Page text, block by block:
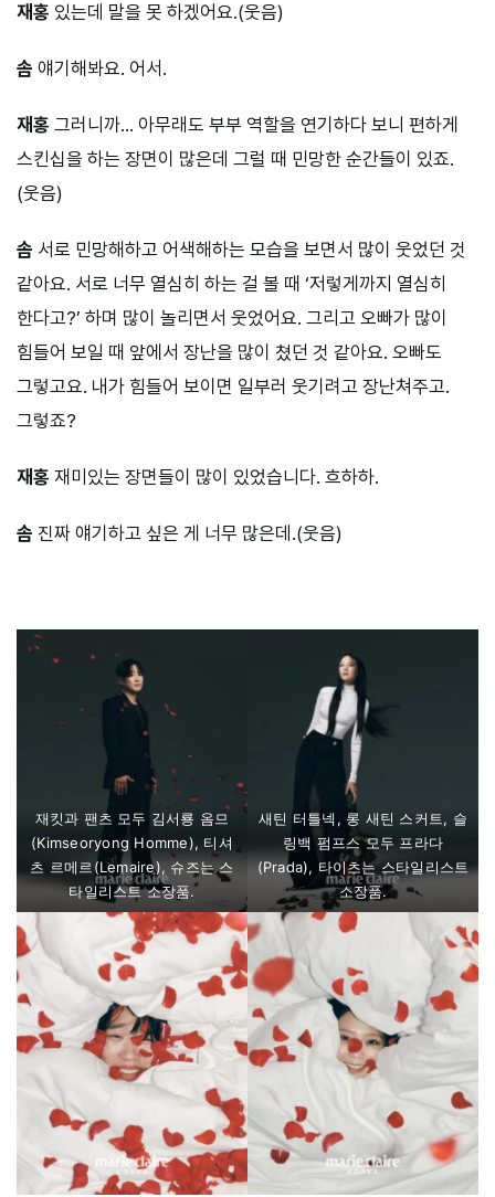
재홍 있는데 말을 못 하겠어요.(웃음)
솜 얘기해봐요. 어서.
재홍 그러니까… 아무래도 부부 역할을 연기하다 보니 편하게
스킨십을 하는 장면이 많은데 그럴 때 민망한 순간들이 있죠.
(웃음)
솜 서로 민망해하고 어색해하는 모습을 보면서 많이 웃었던 것
같아요. 서로 너무 열심히 하는 걸 볼 때 ‘저렇게까지 열심히
한다고?’ 하며 많이 놀리면서 웃었어요. 그리고 오빠가 많이
힘들어 보일 때 앞에서 장난을 많이 쳤던 것 같아요. 오빠도
그렇고요. 내가 힘들어 보이면 일부러 웃기려고 장난쳐주고.
그렇죠?
재홍 재미있는 장면들이 많이 있었습니다. 흐하하.
솜 진짜 얘기하고 싶은 게 너무 많은데.(웃음)
재킷과 팬츠 모두 김서룡 옴므
(Kimseoryong Homme), 티셔
츠 르메르(Lemaire), 슈즈는 스
타일리스트 소장품.
새틴 터틀넥, 롱 새틴 스커트, 슬
링백 펌프스 모두 프라다
(Prada), 타이츠는 스타일리스트
소장품.